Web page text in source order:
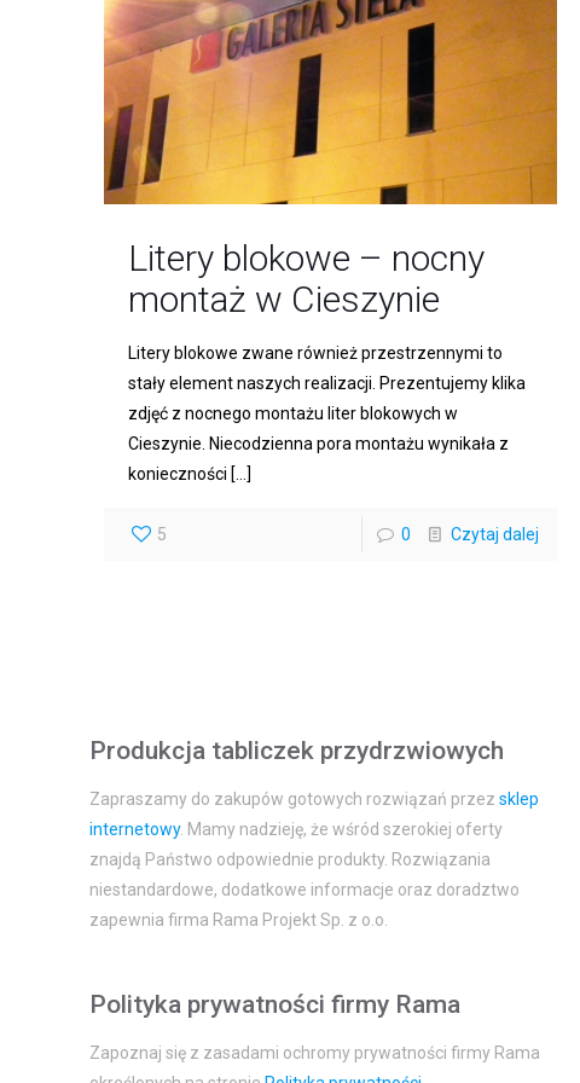
Litery blokowe – nocny
montaż w Cieszynie
Litery blokowe zwane również przestrzennymi to
stały element naszych realizacji. Prezentujemy klika
zdjęć z nocnego montażu liter blokowych w
Cieszynie. Niecodzienna pora montażu wynikała z
konieczności […]
5 0 Czytaj dalej
Produkcja tabliczek przydrzwiowych
Zapraszamy do zakupów gotowych rozwiązań przezsklep
internetowy. Mamy nadzieję, że wśród szerokiej oferty
znajdą Państwo odpowiednie produkty. Rozwiązania
niestandardowe, dodatkowe informacje oraz doradztwo
zapewnia firma Rama Projekt Sp. z o.o.
Polityka prywatności firmy Rama
Zapoznaj się z zasadami ochromy prywatności firmy Rama